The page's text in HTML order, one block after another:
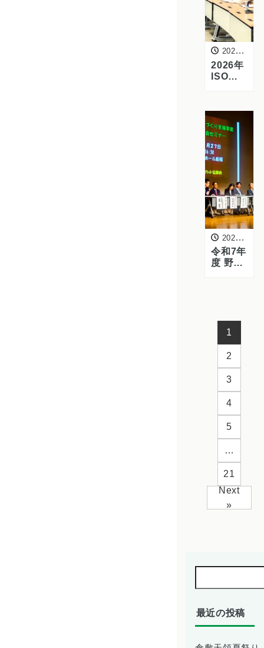
2026年3月12日
2026年
ISO
実施し
ました
2026年2月27日
令和7年
度 野菜
会に参
加しま
1
2
3
4
5
…
21
Next
»
最近の投稿